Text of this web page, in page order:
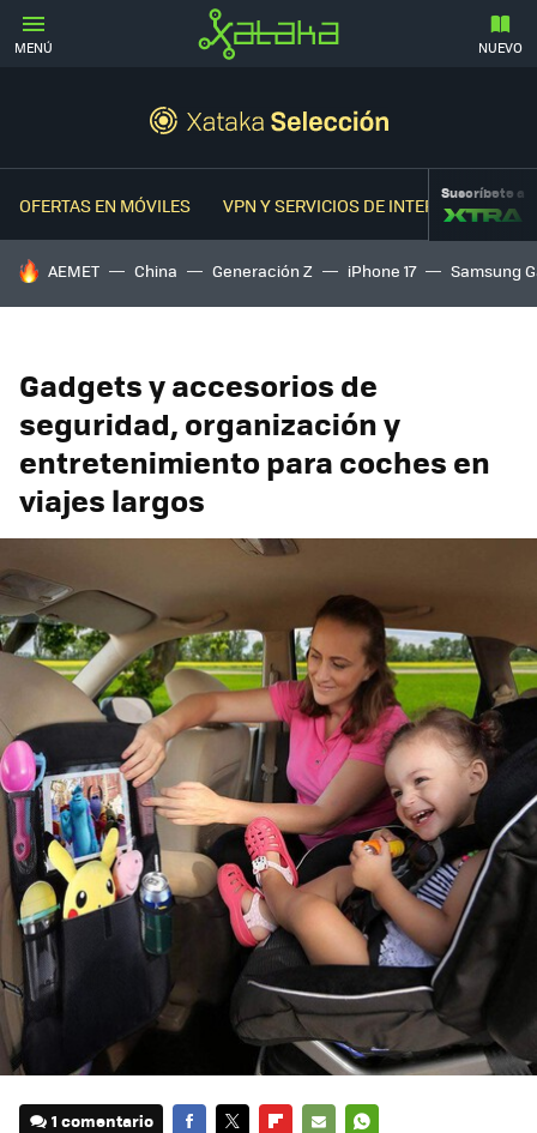
MENÚ NUEVO
OFERTAS EN MÓVILES VPN Y SERVICIOS DE INTERNETSuscríbete a
HOY SE HABLA DE
AEMET China Generación Z iPhone 17 Samsung
Gadgets y accesorios de
seguridad, organización y
entretenimiento para coches en
viajes largos
1 comentario